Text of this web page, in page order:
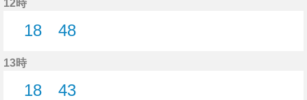
12時
18
48
13時
18
43